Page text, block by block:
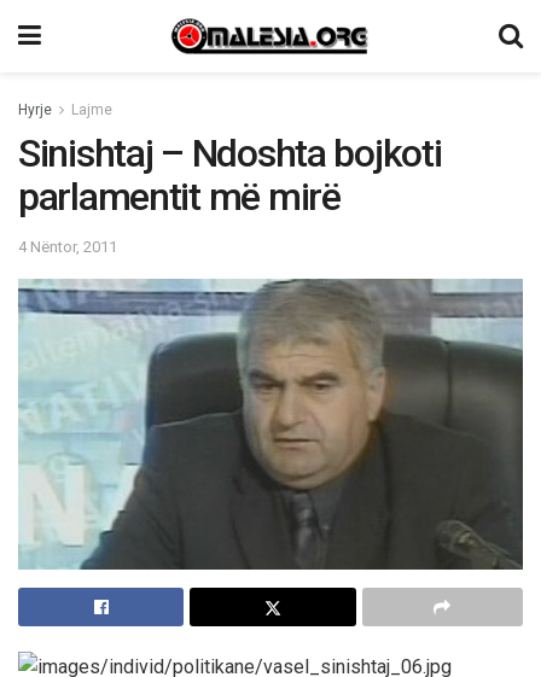
Hyrje Lajme
Sinishtaj – Ndoshta bojkoti
parlamentit më mirë
4 Nëntor, 2011